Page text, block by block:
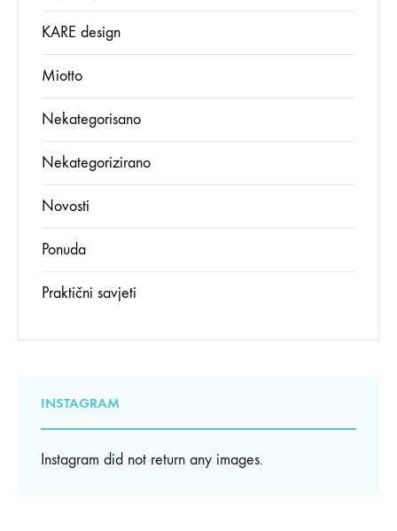
KARE design
Miotto
Nekategorisano
Nekategorizirano
Novosti
Ponuda
Praktični savjeti
INSTAGRAM
Instagram did not return any images.